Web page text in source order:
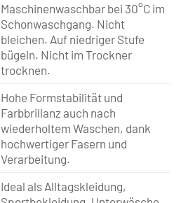
Maschinenwaschbar bei 30°C im
Schonwaschgang. Nicht
bleichen. Auf niedriger Stufe
bügeln. Nicht im Trockner
trocknen.
Hohe Formstabilität und
Farbbrillanz auch nach
wiederholtem Waschen, dank
hochwertiger Fasern und
Verarbeitung.
Ideal als Alltagskleidung,